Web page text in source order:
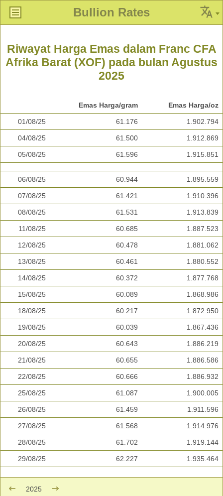
Bullion Rates
Riwayat Harga Emas dalam Franc CFA
Afrika Barat (XOF) pada bulan Agustus
2025
Emas Harga/gram Emas Harga/oz
01/08/25 61.176 1.902.794
04/08/25 61.500 1.912.869
05/08/25 61.596 1.915.851
06/08/25 60.944 1.895.559
07/08/25 61.421 1.910.396
08/08/25 61.531 1.913.839
11/08/25 60.685 1.887.523
12/08/25 60.478 1.881.062
13/08/25 60.461 1.880.552
14/08/25 60.372 1.877.768
15/08/25 60.089 1.868.986
18/08/25 60.217 1.872.950
19/08/25 60.039 1.867.436
20/08/25 60.643 1.886.219
21/08/25 60.655 1.886.586
22/08/25 60.666 1.886.932
25/08/25 61.087 1.900.005
26/08/25 61.459 1.911.596
27/08/25 61.568 1.914.976
28/08/25 61.702 1.919.144
29/08/25 62.227 1.935.464
2025